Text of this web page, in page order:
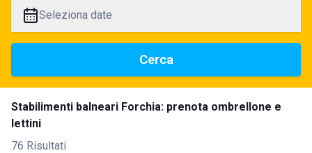
Seleziona date
Cerca
Stabilimenti balneari Forchia: prenota ombrellone e
lettini
76 Risultati